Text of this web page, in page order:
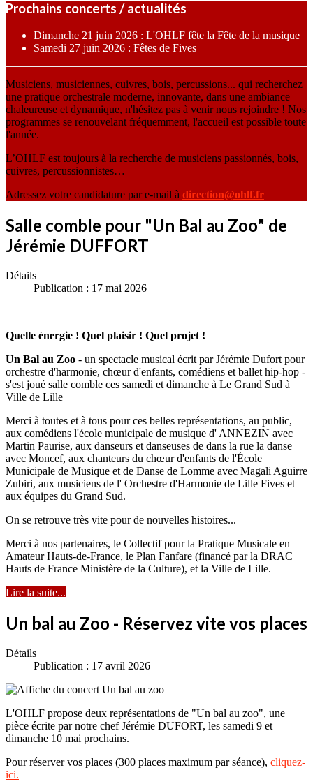
Prochains concerts / actualités
Dimanche 21 juin 2026 : L'OHLF fête la Fête de la musique
Samedi 27 juin 2026 : Fêtes de Fives
Musiciens, musiciennes, cuivres, bois, percussions... qui recherchez
une pratique orchestrale moderne, innovante, dans une ambiance
chaleureuse et dynamique, n'hésitez pas à venir nous rejoindre ! Nos
programmes se renouvelant fréquemment, l'accueil est possible toute
l'année.
L’OHLF est toujours à la recherche de musiciens passionnés, bois,
cuivres, percussionnistes…
Adressez votre candidature par e-mail à direction@ohlf.fr
Salle comble pour "Un Bal au Zoo" de
Jérémie DUFFORT
Détails
Publication : 17 mai 2026
Quelle énergie ! Quel plaisir ! Quel projet !
Un Bal au Zoo - un spectacle musical écrit par Jérémie Dufort pour
orchestre d'harmonie, chœur d'enfants, comédiens et ballet hip-hop -
s'est joué salle comble ces samedi et dimanche à Le Grand Sud à
Ville de Lille
Merci à toutes et à tous pour ces belles représentations, au public,
aux comédiens l'école municipale de musique d' ANNEZIN avec
Martin Paurise, aux danseurs et danseuses de dans la rue la danse
avec Moncef, aux chanteurs du chœur d'enfants de l'École
Municipale de Musique et de Danse de Lomme avec Magali Aguirre
Zubiri, aux musiciens de l' Orchestre d'Harmonie de Lille Fives et
aux équipes du Grand Sud.
On se retrouve très vite pour de nouvelles histoires...
Merci à nos partenaires, le Collectif pour la Pratique Musicale en
Amateur Hauts-de-France, le Plan Fanfare (financé par la DRAC
Hauts de France Ministère de la Culture), et la Ville de Lille.
Lire la suite...
Un bal au Zoo - Réservez vite vos places
Détails
Publication : 17 avril 2026
L'OHLF propose deux représentations de "Un bal au zoo", une
pièce écrite par notre chef Jérémie DUFORT, les samedi 9 et
dimanche 10 mai prochains.
Pour réserver vos places (300 places maximum par séance), cliquez-
ici.